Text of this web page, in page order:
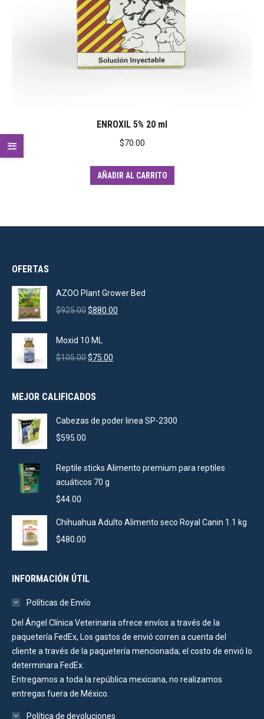
ENROXIL 5% 20 ml
$70.00
AÑADIR AL CARRITO
OFERTAS
AZOO Plant Grower Bed
$925.00Original
was:
$925.00.
$880.00
Moxid 10 ML
$105.00Original
$105.00.
$75.00
MEJOR CALIFICADOS
Cabezas de poder linea SP-2300
$595.00
Reptile sticks Alimento premium para reptiles
acuáticos 70 g
$44.00
Chihuahua Adulto Alimento seco Royal Canin 1.1 kg
$480.00
INFORMACIÓN ÚTIL
Políticas de Envío
Del Ángel Clínica Veterinaria ofrece envíos a través de la
paquetería FedEx, Los gastos de envió corren a cuenta del
cliente a través de la paquetería mencionada; el costo de envió lo
determinara FedEx.
Entregamos a toda la república mexicana, no realizamos
entregas fuera de México.
Política de devoluciones